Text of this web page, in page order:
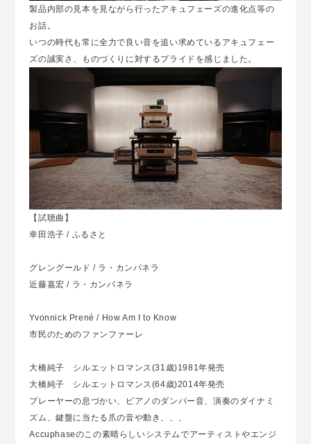
製品内部の見本を見ながら行ったアキュフェーズの進化点等の
お話。
いつの時代も常に全力で良い音を追い求めているアキュフェー
ズの誠実さ、ものづくりに対するプライドを感じました。
【試聴曲】
幸田浩子 / ふるさと
グレングールド / ラ・カンパネラ
近藤嘉宏 / ラ・カンパネラ
Yvonnick Prené / How Am I to Know
市民のためのファンファーレ
大橋純子 シルエットロマンス(31歳)1981年発売
大橋純子 シルエットロマンス(64歳)2014年発売
プレーヤーの息づかい、ピアノのダンパー音、演奏のダイナミ
ズム、鍵盤に当たる爪の音や動き、、、
Accuphaseのこの素晴らしいシステムでアーティストやエンジ